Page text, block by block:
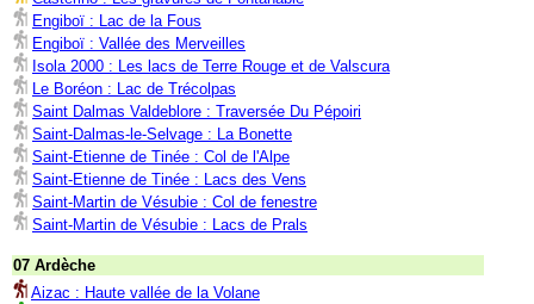
Engiboï : Lac de la Fous
Engiboï : Vallée des Merveilles
Isola 2000 : Les lacs de Terre Rouge et de Valscura
Le Boréon : Lac de Trécolpas
Saint Dalmas Valdeblore : Traversée Du Pépoiri
Saint-Dalmas-le-Selvage : La Bonette
Saint-Etienne de Tinée : Col de l'Alpe
Saint-Etienne de Tinée : Lacs des Vens
Saint-Martin de Vésubie : Col de fenestre
Saint-Martin de Vésubie : Lacs de Prals
07 Ardèche
Aizac : Haute vallée de la Volane